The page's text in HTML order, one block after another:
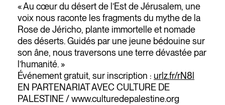
« Au cœur du désert de l’Est de Jérusalem, une
voix nous raconte les fragments du mythe de la
Rose de Jéricho, plante immortelle et nomade
des déserts. Guidés par une jeune bédouine sur
son âne, nous traversons une terre dévastée par
l’humanité. »
Événement gratuit, sur inscription : urlz.fr/rN8l
EN PARTENARIAT AVEC CULTURE DE
PALESTINE / www.culturedepalestine.org